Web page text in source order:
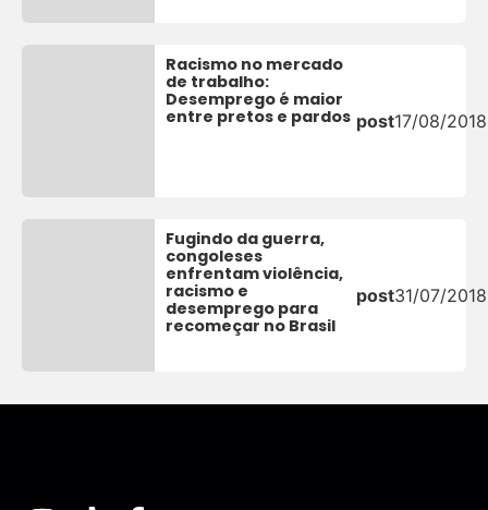
Racismo no mercado
de trabalho:
Desemprego é maior
entre pretos e pardos post17/08/2018
Fugindo da guerra,
congoleses
enfrentam violência,
racismo e
desemprego para
recomeçar no Brasil
post31/07/2018